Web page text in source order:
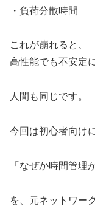
・負荷分散時間
これが崩れると、
高性能でも不安定
人間も同じです。
今回は初心者向けに
「なぜか時間管理
を、元ネットワー